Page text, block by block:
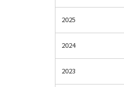
2025
2024
2023